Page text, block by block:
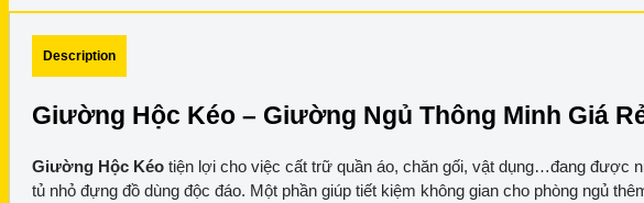
Description
Giường Hộc Kéo – Giường Ngủ Thông Minh Giá
Giường Hộc Kéo tiện lợi cho việc cất trữ quần áo, chăn gối, vật dụng…đang được
tủ nhỏ đựng đồ dùng độc đáo. Một phần giúp tiết kiệm không gian cho phòng ngủ